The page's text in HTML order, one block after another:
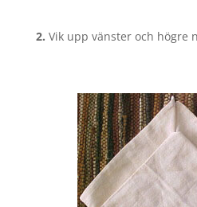
2. Vik upp vänster och högre